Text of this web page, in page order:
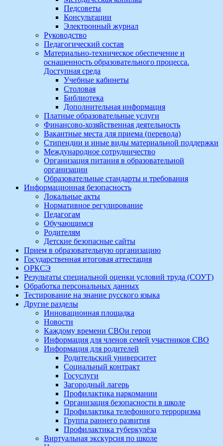
Педсоветы
Консультации
Электронный журнал
Руководство
Педагогический состав
Материально-техническое обеспечение и
оснащенность образовательного процесса.
Доступная среда
Учебные кабинеты
Столовая
Библиотека
Дополнительная информация
Платные образовательные услуги
Финансово-хозяйственная деятельность
Вакантные места для приема (перевода)
Стипендии и иные виды материальной поддержки
Международное сотрудничество
Организация питания в образовательной
организации
Образовательные стандарты и требования
Информационная безопасность
Локальные акты
Нормативное регулирование
Педагогам
Обучающимся
Родителям
Детские безопасные сайты
Прием в образовательную организацию
Государственная итоговая аттестация
ОРКСЭ
Результаты специальной оценки условий труда (СОУТ)
Обработка персональных данных
Тестирование на знание русского языка
Другие разделы
Инновационная площадка
Новости
Каждому времени СВОи герои
Информация для членов семей участников СВО
Информация для родителей
Родительский университет
Социальный контракт
Госуслуги
Загородный лагерь
Профилактика наркомании
Организация безопасности в школе
Профилактика телефонного терроризма
Группа раннего развития
Профилактика туберкулёза
Виртуальная экскурсия по школе